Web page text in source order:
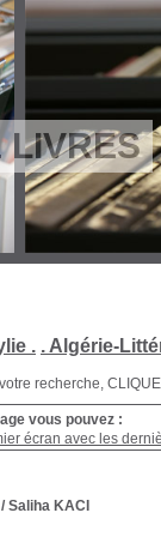
LIVRES
. . Algérie-
votre recherche,
vous pouvez :
écran avec les
/ Saliha KACI